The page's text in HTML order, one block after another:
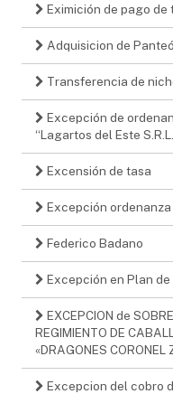
Eximición de pago
Adquisicion de
Transferencia de
Excepción de
“Lagartos del Este
Excensión de tasa
Excepción
Federico Badano
Excepción en Plan
EXCEPCION de
REGIMIENTO DE
«DRAGONES CORONEL
Excepcion del cobro